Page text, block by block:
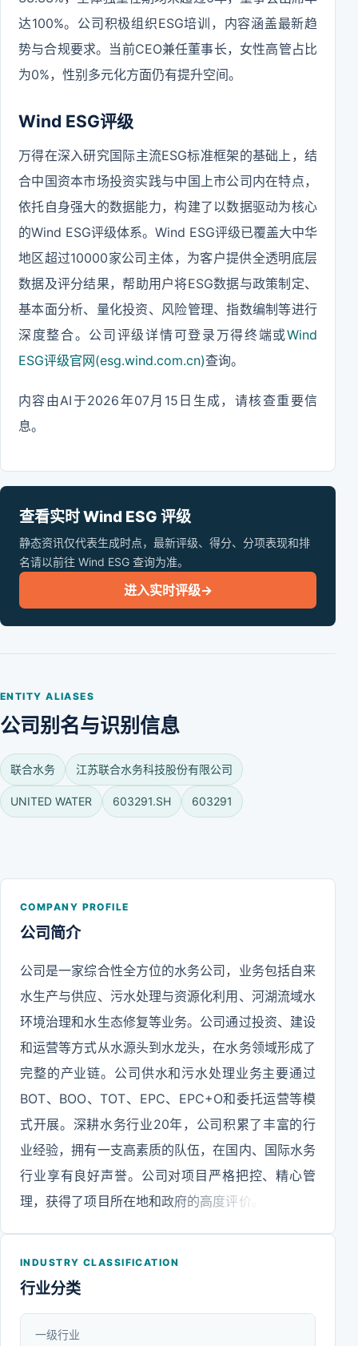
达100%。公司积极组织ESG培训，内容涵盖最新趋
势与合规要求。当前CEO兼任董事长，女性高管占比
为0%，性别多元化方面仍有提升空间。
Wind ESG评级
万得在深入研究国际主流ESG标准框架的基础上，结
合中国资本市场投资实践与中国上市公司内在特点，
依托自身强大的数据能力，构建了以数据驱动为核心
的Wind ESG评级体系。Wind ESG评级已覆盖大中华
地区超过10000家公司主体，为客户提供全透明底层
数据及评分结果，帮助用户将ESG数据与政策制定、
基本面分析、量化投资、风险管理、指数编制等进行
深度整合。公司评级详情可登录万得终端或Wind
ESG评级官网(esg.wind.com.cn)查询。
内容由AI于2026年07月15日生成，请核查重要信
息。
查看实时 Wind ESG 评级
静态资讯仅代表生成时点，最新评级、得分、分项表现和排
名请以前往 Wind ESG 查询为准。
进入实时评级→
ENTITY ALIASES
公司别名与识别信息
联合水务 江苏联合水务科技股份有限公司
UNITED WATER 603291.SH 603291
COMPANY PROFILE
公司简介
公司是一家综合性全方位的水务公司，业务包括自来
水生产与供应、污水处理与资源化利用、河湖流域水
环境治理和水生态修复等业务。公司通过投资、建设
和运营等方式从水源头到水龙头，在水务领域形成了
完整的产业链。公司供水和污水处理业务主要通过
BOT、BOO、TOT、EPC、EPC+O和委托运营等模
式开展。深耕水务行业20年，公司积累了丰富的行
业经验，拥有一支高素质的队伍，在国内、国际水务
行业享有良好声誉。公司对项目严格把控、精心管
理，获得了项目所在地和政府的高度评价。凭借在水
用户提供优质之水，为保护社会环境提供洁净的水处
政府特许经营权、供排水一体化经营、水务领域完整
INDUSTRY CLASSIFICATION
行业分类
一级行业